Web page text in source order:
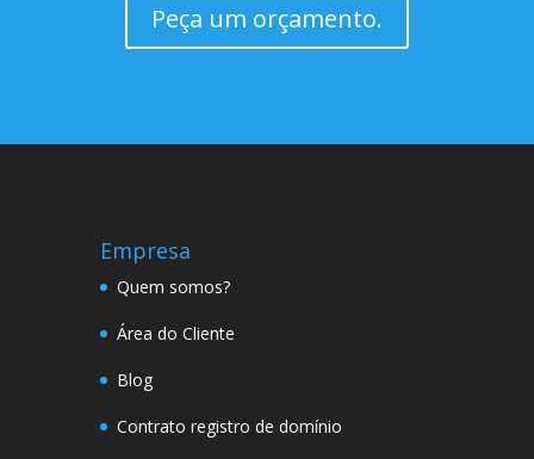
Peça um orçamento.
Empresa
Quem somos?
Área do Cliente
Blog
Contrato registro de domínio